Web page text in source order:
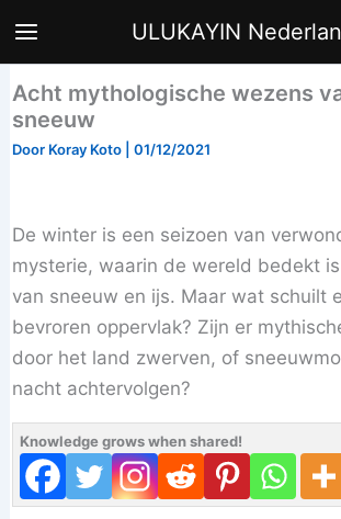
naar
inhoud
ULUKAYIN
Acht mythologische wezens
sneeuw
Door Koray Koto |01/12/2021
De winter is een seizoen van
mysterie, waarin de wereld bedekt
van sneeuw en ijs. Maar wat schuilt
bevroren oppervlak? Zijn er
door het land zwerven, of
nacht achtervolgen?
Knowledge grows when shared!